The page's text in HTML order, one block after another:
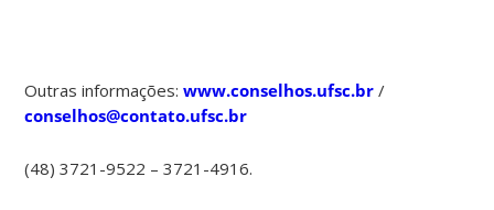
Outras informações:www.conselhos.ufsc.br /
conselhos@contato.ufsc.br
(48) 3721-9522 – 3721-4916.